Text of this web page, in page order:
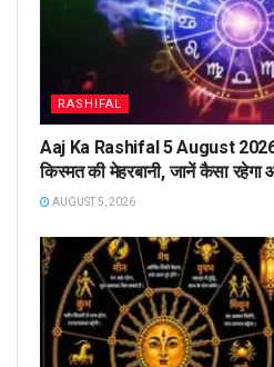
RASHIFAL
Aaj Ka Rashifal 5 August 2026 :
किस्मत की मेहरबानी, जानें कैसा रहेगा
AUGUST 5, 2026